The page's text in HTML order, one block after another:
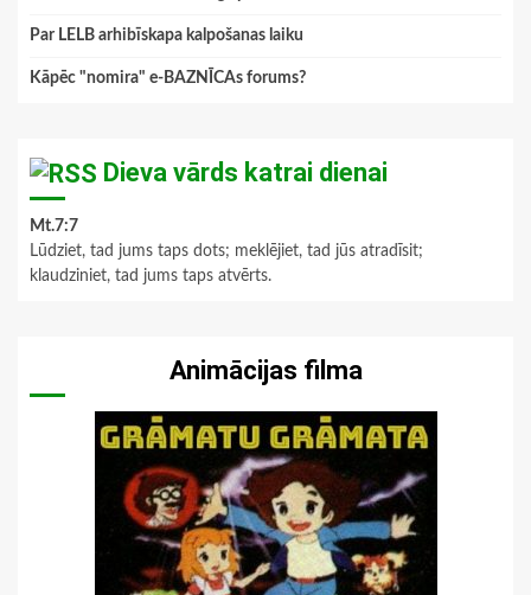
Par LELB arhibīskapa kalpošanas laiku
Kāpēc "nomira" e-BAZNĪCAs forums?
Dieva vārds katrai dienai
Mt.7:7
Lūdziet, tad jums taps dots; meklējiet, tad jūs atradīsit;
klaudziniet, tad jums taps atvērts.
Animācijas filma